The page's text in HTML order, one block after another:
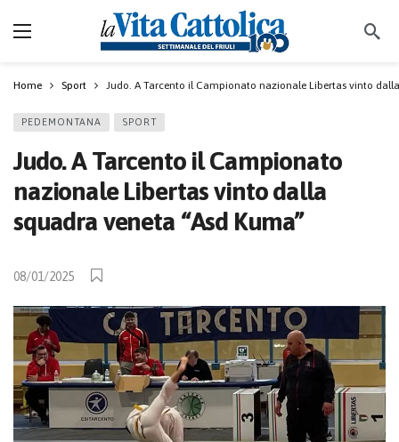
Home Sport Judo. A Tarcento il Campionato nazionale Libertas vinto
PEDEMONTANA SPORT
Judo. A Tarcento il Campionato
nazionale Libertas vinto dalla
squadra veneta “Asd Kuma”
08/01/2025